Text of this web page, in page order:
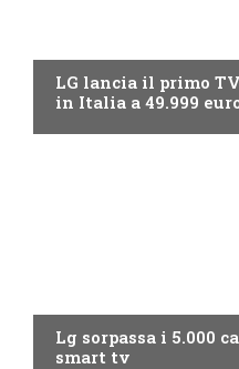
LG lancia il primo
in Italia a 49.999
Lg sorpassa i 5.000
smart tv